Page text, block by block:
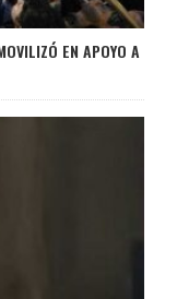
EN APOYO A